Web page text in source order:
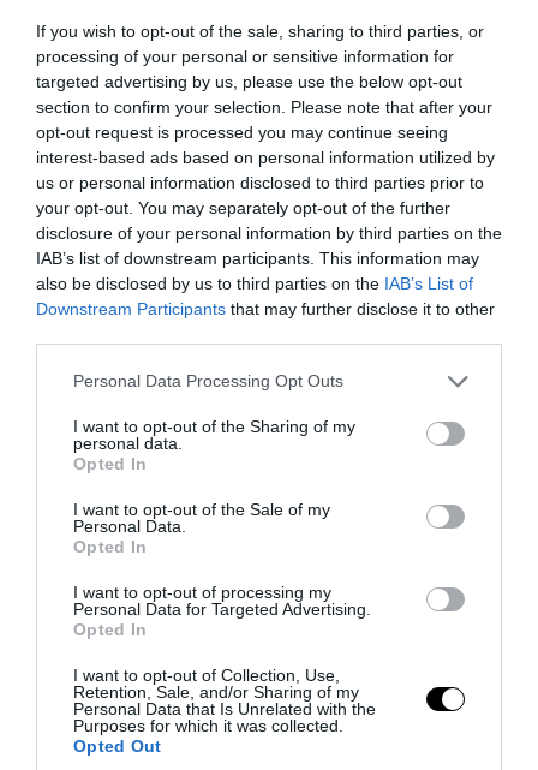
If you wish to opt-out of the sale, sharing to third parties, or
processing of your personal or sensitive information for
targeted advertising by us, please use the below opt-out
section to confirm your selection. Please note that after your
opt-out request is processed you may continue seeing
interest-based ads based on personal information utilized by
us or personal information disclosed to third parties prior to
your opt-out. You may separately opt-out of the further
disclosure of your personal information by third parties on the
IAB’s list of downstream participants. This information may
also be disclosed by us to third parties on the IAB’s List of
Downstream Participants that may further disclose it to other
Please note that this website/app uses one or more Google
not limited to your visit or usage behaviour. You may click to
grant or deny consent to Google and its third-party tags to
use your data for below specified purposes in below Google
consent section.
Personal Data Processing Opt Outs
I want to opt-out of the Sharing of my
personal data.
Opted In
I want to opt-out of the Sale of my
Personal Data.
Opted In
I want to opt-out of processing my
Personal Data for Targeted Advertising.
Opted In
I want to opt-out of Collection, Use,
Retention, Sale, and/or Sharing of my
Personal Data that Is Unrelated with the
Purposes for which it was collected.
Opted Out
που έκανε γνωστό ότι είναι gay – Η
αποκάλυψη του ηθοποιού και
σκηνοθέτη
07.08.2026 | 16:10
PRONEWS.GR /CELEBRITIES
Αντόνιο Μπαντέρας: Παρά το διαζύγιό
του με την Μέλανι Γκρίφιθ έχουν
άριστες φιλικές σχέσεις – «Περνάμε
πολύ όμορφα»
07.08.2026 | 15:39